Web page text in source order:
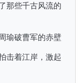
那些千古风流的
瑜破曹军的赤壁
击着江岸，激起